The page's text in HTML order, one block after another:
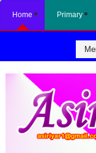
Home Primary